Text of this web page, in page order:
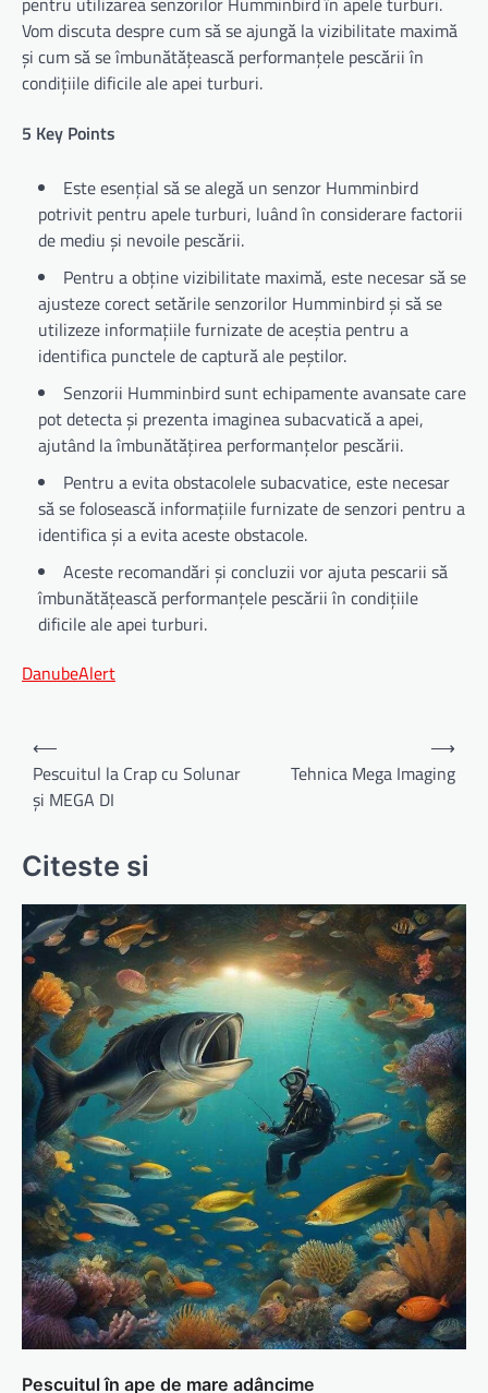
Vom discuta despre cum să se ajungă la vizibilitate maximă
și cum să se îmbunătățească performanțele pescării în
condițiile dificile ale apei turburi.
5 Key Points
Este esențial să se alegă un senzor Humminbird
potrivit pentru apele turburi, luând în considerare factorii
de mediu și nevoile pescării.
Pentru a obține vizibilitate maximă, este necesar să se
ajusteze corect setările senzorilor Humminbird și să se
utilizeze informațiile furnizate de aceștia pentru a
identifica punctele de captură ale peștilor.
Senzorii Humminbird sunt echipamente avansate care
pot detecta și prezenta imaginea subacvatică a apei,
ajutând la îmbunătățirea performanțelor pescării.
Pentru a evita obstacolele subacvatice, este necesar
să se folosească informațiile furnizate de senzori pentru a
identifica și a evita aceste obstacole.
Aceste recomandări și concluzii vor ajuta pescarii să
îmbunătățească performanțele pescării în condițiile
dificile ale apei turburi.
DanubeAlert
Navigare
în
articole
⟵
Pescuitul la Crap cu Solunar
și MEGA DI
Tehnica Mega Imaging
⟶
Citeste si
Pescuitul în ape de mare adâncime